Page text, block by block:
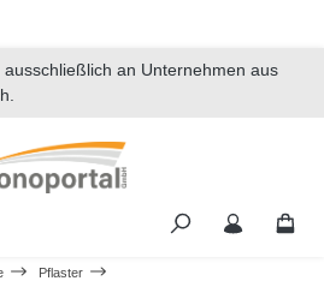
an Unternehmen aus
Pflaster